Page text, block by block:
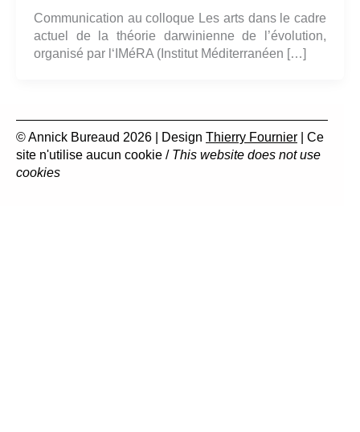
Communication au colloque Les arts dans le cadre
actuel de la théorie darwinienne de l’évolution,
organisé par l‘IMéRA (Institut Méditerranéen […]
© Annick Bureaud 2026 | Design Thierry Fournier | Ce
site n'utilise aucun cookie / This website does not use
cookies